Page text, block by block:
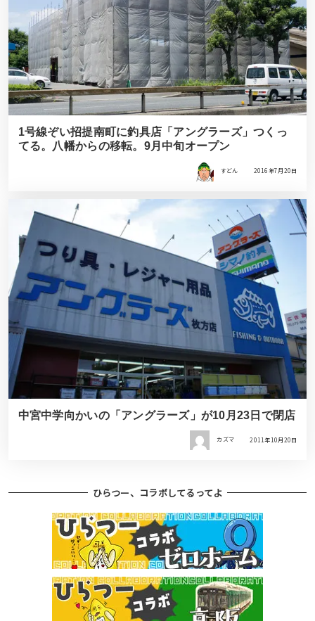
1号線ぞい招提南町に釣具店「アングラーズ」つくっ
てる。八幡からの移転。9月中旬オープン
すどん 2016年7月20日
中宮中学向かいの「アングラーズ」が10月23日で閉店
カズマ 2011年10月20日
ひらつー、コラボしてるってよ